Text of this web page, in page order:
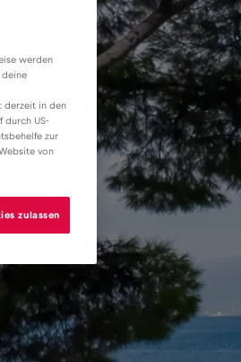
werden
deine
derzeit in den
durch US-
zur
von
zulassen